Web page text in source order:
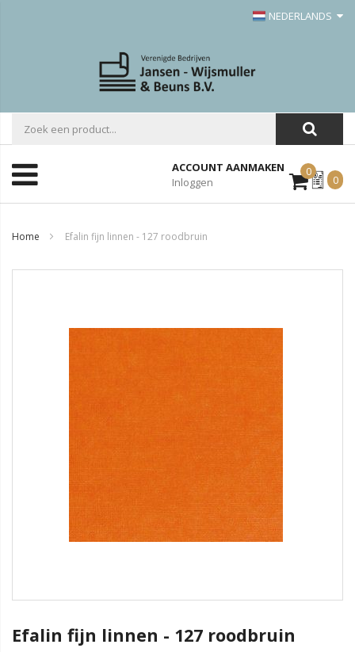
NEDERLANDS
ACCOUNT AANMAKEN
Inloggen
0Mijn
Offerte
0
Home Efalin fijn linnen - 127 roodbruin
Efalin fijn linnen - 127 roodbruin